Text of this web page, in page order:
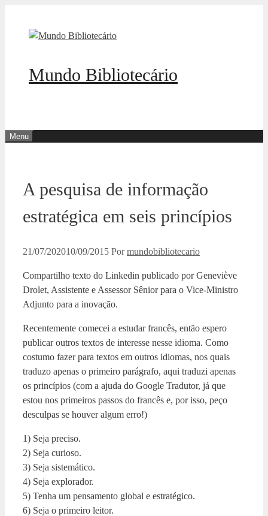
Mundo Bibliotecário
Menu
A pesquisa de informação
estratégica em seis princípios
21/07/202010/09/2015 Pormundobibliotecario
Compartilho texto do Linkedin publicado por Geneviève
Drolet, Assistente e Assessor Sênior para o Vice-Ministro
Adjunto para a inovação.
Recentemente comecei a estudar francês, então espero
publicar outros textos de interesse nesse idioma. Como
costumo fazer para textos em outros idiomas, nos quais
traduzo apenas o primeiro parágrafo, aqui traduzi apenas
os princípios (com a ajuda do Google Tradutor, já que
estou nos primeiros passos do francês e, por isso, peço
desculpas se houver algum erro!)
1) Seja preciso.
2) Seja curioso.
3) Seja sistemático.
4) Seja explorador.
5) Tenha um pensamento global e estratégico.
6) Seja o primeiro leitor.